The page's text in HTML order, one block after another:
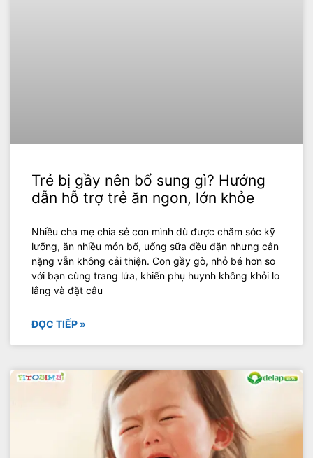
Trẻ bị gầy nên bổ sung gì? Hướng
dẫn hỗ trợ trẻ ăn ngon, lớn khỏe
Nhiều cha mẹ chia sẻ con mình dù được chăm sóc kỹ
lưỡng, ăn nhiều món bổ, uống sữa đều đặn nhưng cân
nặng vẫn không cải thiện. Con gầy gò, nhỏ bé hơn so
với bạn cùng trang lứa, khiến phụ huynh không khỏi lo
lắng và đặt câu
ĐỌC TIẾP »